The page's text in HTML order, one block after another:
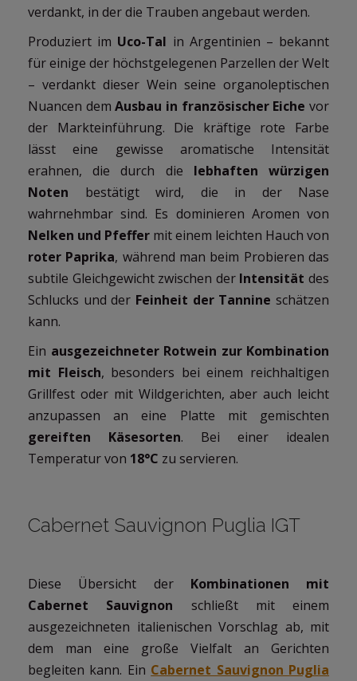
verdankt, in der die Trauben angebaut werden.
Produziert im Uco-Tal in Argentinien – bekannt
für einige der höchstgelegenen Parzellen der Welt
– verdankt dieser Wein seine organoleptischen
Nuancen demAusbau in französischer Eiche vor
der Markteinführung. Die kräftige rote Farbe
lässt eine gewisse aromatische Intensität
erahnen, die durch die lebhaften würzigen
Noten bestätigt wird, die in der Nase
wahrnehmbar sind. Es dominieren Aromen von
Nelken und Pfeffer mit einem leichten Hauch von
roter Paprika, während man beim Probieren das
subtile Gleichgewicht zwischen der Intensität des
Schlucks und der Feinheit der Tannine schätzen
kann.
Ein ausgezeichneter Rotwein zur Kombination
mit Fleisch, besonders bei einem reichhaltigen
Grillfest oder mit Wildgerichten, aber auch leicht
anzupassen an eine Platte mit gemischten
gereiften Käsesorten. Bei einer idealen
Temperatur von 18°C zu servieren.
Cabernet Sauvignon Puglia IGT
Diese Übersicht der Kombinationen mit
Cabernet Sauvignon schließt mit einem
ausgezeichneten italienischen Vorschlag ab, mit
dem man eine große Vielfalt an Gerichten
begleiten kann. Ein Cabernet Sauvignon Puglia